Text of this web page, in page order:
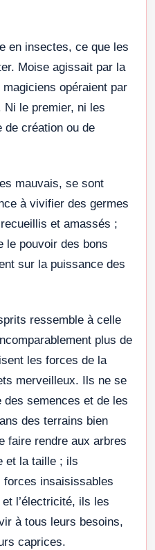
en insectes, ce que les
Moise agissait par la
opéraient par
Ni le premier, ni les
de création ou de
mauvais, se sont
à vivifier des germes
et amassés ;
le pouvoir des bons
sur la puissance des
ressemble à celle
plus de
les forces de la
merveilleux. Ils ne se
des semences et de les
des terrains bien
faire rendre aux arbres
et la taille ; ils
forces insaisissables
l’électricité, ils les
à tous leurs besoins,
caprices.